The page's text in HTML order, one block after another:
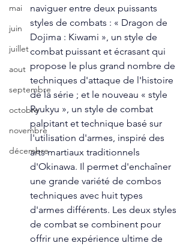
mai
juin
juillet
aout
septembre
octobre
novembre
décembre
naviguer entre deux puissants
styles de combats : « Dragon de
Dojima : Kiwami », un style de
combat puissant et écrasant qui
propose le plus grand nombre de
techniques d'attaque de l'histoire
de la série ; et le nouveau « style
Ryukyu », un style de combat
palpitant et technique basé sur
l'utilisation d'armes, inspiré des
arts martiaux traditionnels
d'Okinawa. Il permet d'enchaîner
une grande variété de combos
techniques avec huit types
d'armes différents. Les deux styles
de combat se combinent pour
offrir une expérience ultime de